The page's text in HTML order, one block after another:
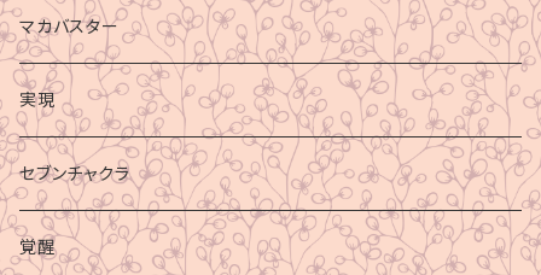
マカバスター
実現
セブンチャクラ
覚醒